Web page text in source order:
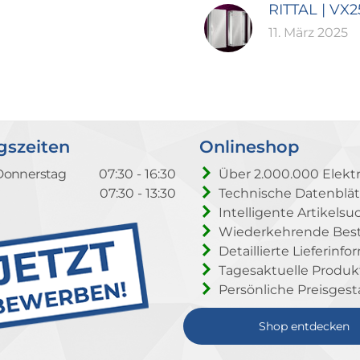
RITTAL |
11. März 2025
07:30 - 16:30
07:30 - 13:30
Onlineshop
Über 2.000.000
Technische
Intelligente
Wiederkehrende
Detaillierte
Tagesaktuelle
Persönliche
Shop entdecken